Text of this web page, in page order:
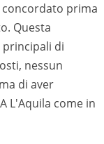
prima
Questa
di
nessun
di aver
L'Aquila come in